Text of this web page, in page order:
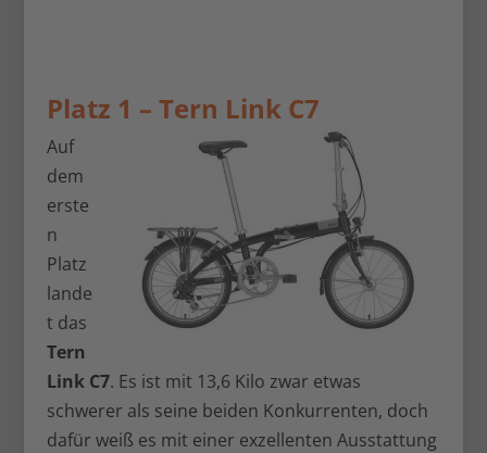
Platz 1 – Tern Link C7
Auf
dem
erste
n
Platz
lande
t das
Tern
Link C7. Es ist mit 13,6 Kilo zwar etwas
schwerer als seine beiden Konkurrenten, doch
dafür weiß es mit einer exzellenten Ausstattung